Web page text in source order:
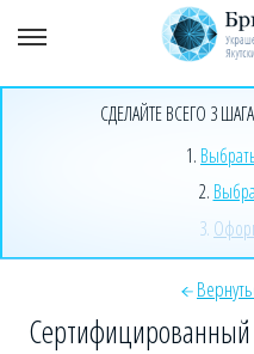
+7 (925) 589-64-91
СДЕЛАЙТЕ ВСЕГО 3
1.
2.
3.
Сертифицированный